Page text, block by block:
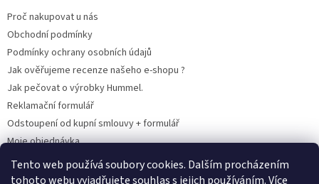
Tento web používá soubory cookies. Dalším procházením
tohoto webu vyjadřujete souhlas s jejich používáním. Více
Proč nakupovat u nás
Obchodní podmínky
Podmínky ochrany osobních údajů
Jak ověřujeme recenze našeho e-shopu ?
Jak pečovat o výrobky Hummel.
Reklamační formulář
Odstoupení od kupní smlouvy + formulář
Moje objednávka
Odstoupení od smlouvy